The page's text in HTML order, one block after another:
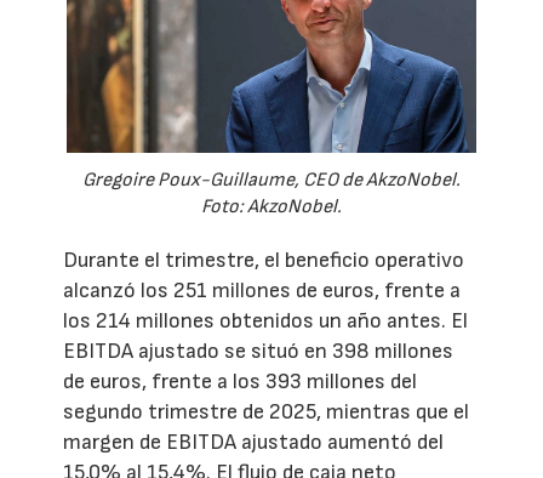
Gregoire Poux-Guillaume, CEO de AkzoNobel.
Foto: AkzoNobel.
Durante el trimestre, el beneficio operativo
alcanzó los 251 millones de euros, frente a
los 214 millones obtenidos un año antes. El
EBITDA ajustado se situó en 398 millones
de euros, frente a los 393 millones del
segundo trimestre de 2025, mientras que el
margen de EBITDA ajustado aumentó del
15,0% al 15,4%. El flujo de caja neto